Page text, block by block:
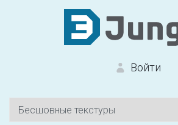
Войти
Вход на сайт